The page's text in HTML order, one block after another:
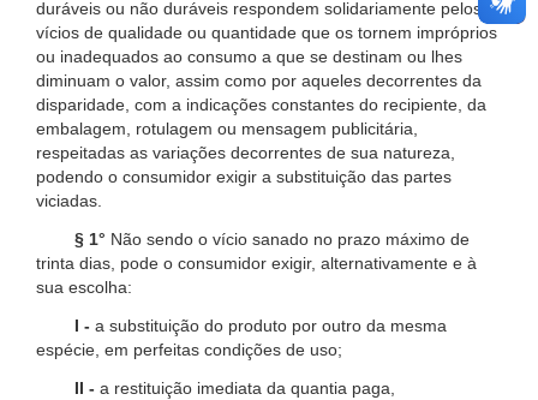
duráveis ou não duráveis respondem solidariamente pelos
vícios de qualidade ou quantidade que os tornem impróprios
ou inadequados ao consumo a que se destinam ou lhes
diminuam o valor, assim como por aqueles decorrentes da
disparidade, com a indicações constantes do recipiente, da
embalagem, rotulagem ou mensagem publicitária,
respeitadas as variações decorrentes de sua natureza,
podendo o consumidor exigir a substituição das partes
viciadas.
§ 1° Não sendo o vício sanado no prazo máximo de
trinta dias, pode o consumidor exigir, alternativamente e à
sua escolha:
I - a substituição do produto por outro da mesma
espécie, em perfeitas condições de uso;
II - a restituição imediata da quantia paga,